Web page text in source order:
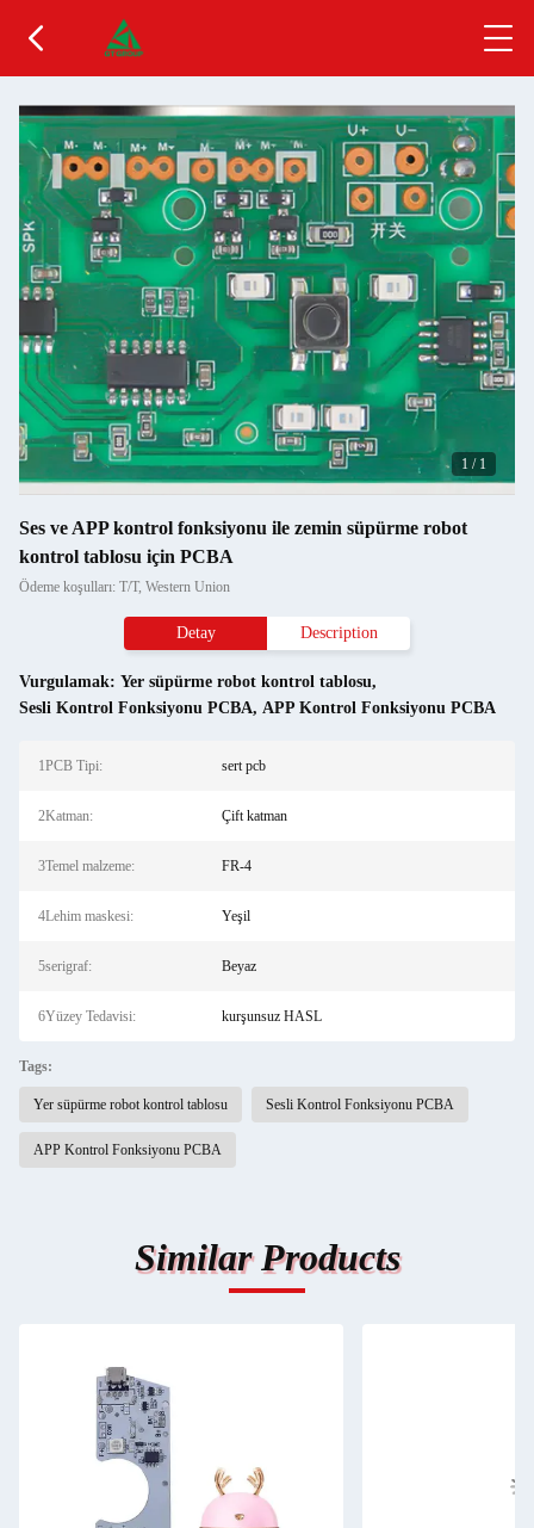
1 / 1
Ses ve APP kontrol fonksiyonu ile zemin süpürme robot
kontrol tablosu için PCBA
Ödeme koşulları: T/T, Western Union
Detay Description
Vurgulamak: Yer süpürme robot kontrol tablosu,
Sesli Kontrol Fonksiyonu PCBA, APP Kontrol Fonksiyonu PCBA
1PCB Tipi: sert pcb
2Katman: Çift katman
3Temel malzeme: FR-4
4Lehim maskesi: Yeşil
5serigraf: Beyaz
6Yüzey Tedavisi: kurşunsuz HASL
Tags:
Yer süpürme robot kontrol tablosu Sesli Kontrol Fonksiyonu PCBA
APP Kontrol Fonksiyonu PCBA
Similar Products